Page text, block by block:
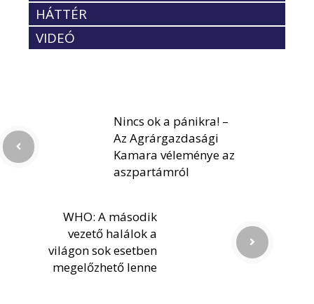
HÁTTÉR
VIDEÓ
Nincs ok a pánikra! –
Az Agrárgazdasági
Kamara véleménye az
aszpartámról
WHO: A második
vezető halálok a
világon sok esetben
megelőzhető lenne